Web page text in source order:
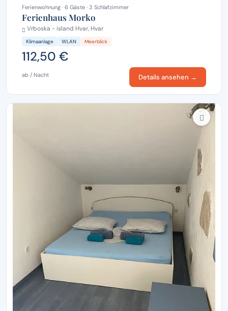
Ferienwohnung · 6 Gäste · 3 Schlafzimmer
Ferienhaus Morko
Vrboska - island Hvar, Hvar
Klimaanlage WLAN Meerblick
112,50 €
ab / Nacht Details ansehen →